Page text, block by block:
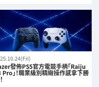
發佈PS5官方電競手柄「Raiju
Pro」！職業級別精緻操作感拿下勝